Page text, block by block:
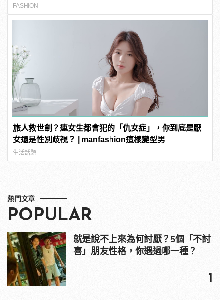
FASHION
旅人救世劍？連女生都會犯的「仇女症」，你到底是厭
女還是性別歧視？ | manfashion這樣變型男
生活話題
熱門文章
POPULAR
就是說不上來為何討厭？5個「不討
喜」朋友性格，你遇過哪一種？
1